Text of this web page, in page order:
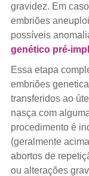
gravidez. Em
embriões
possíveis
genético pré-
Essa etapa
embriões
transferidos ao
nasça com
procedimento é
(geralmente
abortos de
ou alterações